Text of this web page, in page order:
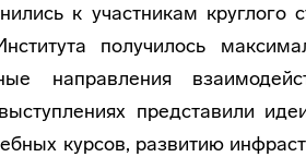
к участникам круглого
получилось
направления
представили
курсов, развитию